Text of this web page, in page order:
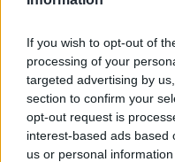
If you wish to opt-out of
processing of your
targeted advertising by
section to confirm your
opt-out request is
interest-based ads based
us or personal
minori,
Gallura, finti
50mila nel